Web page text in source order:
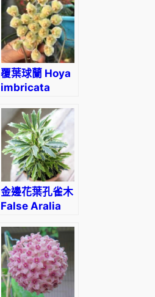
覆葉球蘭 Hoya
imbricata
金邊花葉孔雀木
False Aralia
(Dizygotheca
Elegantissima)